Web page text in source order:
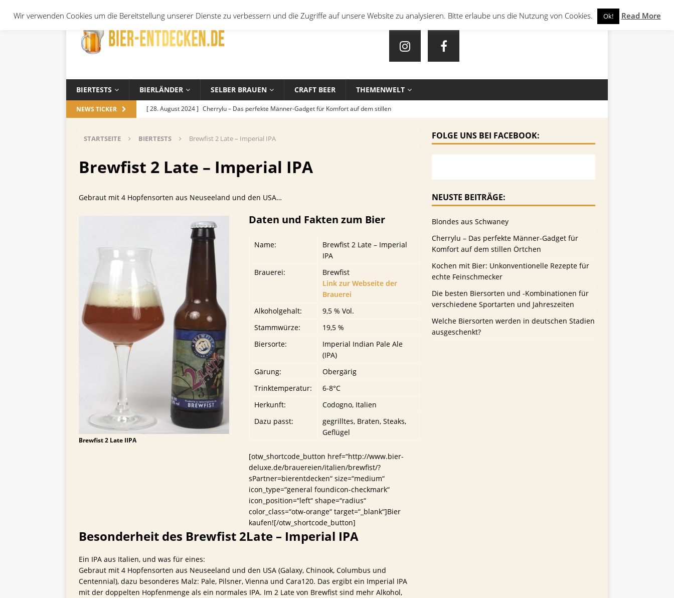
BIERTESTS BIERLÄNDER SELBER BRAUEN CRAFT BEER THEMENWELT
NEWS TICKER [ 28. August 2024 ] Cherrylu – Das perfekte Männer-Gadget für Komfort auf dem stillen
[ 14. November 2023 ] Kochen mit Bier: Unkonventionelle Rezepte für echte Feinschmecker
ALLGEMEIN
Die besten Biersorten und -Kombinationen für verschiedene Sportarten
und Jahreszeiten
ALLGEMEIN
TIPPS FÜR BIERTRINKER
[ 29. Mai 2025 ]
Blondes aus Schwaney BIERTESTS
STARTSEITE BIERTESTS Brewfist 2 Late – Imperial IPA
Brewfist 2 Late – Imperial IPA
Gebraut mit 4 Hopfensorten aus Neuseeland und den USA…
Brewfist 2 Late IIPA
Daten und Fakten zum Bier
Name:
Brewfist 2 Late – Imperial
IPA
Brauerei:
Brewfist
Link zur Webseite der
Brauerei
Alkoholgehalt:
9,5 % Vol.
Stammwürze:
19,5 %
Biersorte:
Imperial Indian Pale Ale
(IPA)
Gärung:
Obergärig
Trinktemperatur:
6-8°C
Herkunft:
Codogno, Italien
Dazu passt:
gegrilltes, Braten, Steaks,
Geflügel
[otw_shortcode_button href=“http://www.bier-
deluxe.de/brauereien/italien/brewfist/?
sPartner=bierentdecken“ size=“medium“
icon_type=“general foundicon-checkmark“
icon_position=“left“ shape=“radius“
color_class=“otw-orange“ target=“_blank“]Bier
kaufen![/otw_shortcode_button]
Besonderheit des Brewfist 2Late – Imperial IPA
Ein IPA aus Italien, und was für eines:
Gebraut mit 4 Hopfensorten aus Neuseeland und den USA (Galaxy, Chinook, Columbus und
Centennial), dazu besonderes Malz: Pale, Pilsner, Vienna und Cara120. Das ergibt ein Imperial IPA
mit der doppelten Hopfenmenge als ein normales IPA. Im 2 Late von Brewfist sind mehr Alkohol,
FOLGE UNS BEI FACEBOOK:
NEUSTE BEITRÄGE:
Blondes aus Schwaney
Cherrylu – Das perfekte Männer-Gadget für
Komfort auf dem stillen Örtchen
Kochen mit Bier: Unkonventionelle Rezepte für
echte Feinschmecker
Die besten Biersorten und -Kombinationen für
verschiedene Sportarten und Jahreszeiten
Welche Biersorten werden in deutschen Stadien
ausgeschenkt?
Wir verwenden Cookies um die Bereitstellung unserer Dienste zu verbessern und die Zugriffe auf unsere Website zu analysieren. Bitte erlaube uns die Nutzung von Cookies. Ok! Read More